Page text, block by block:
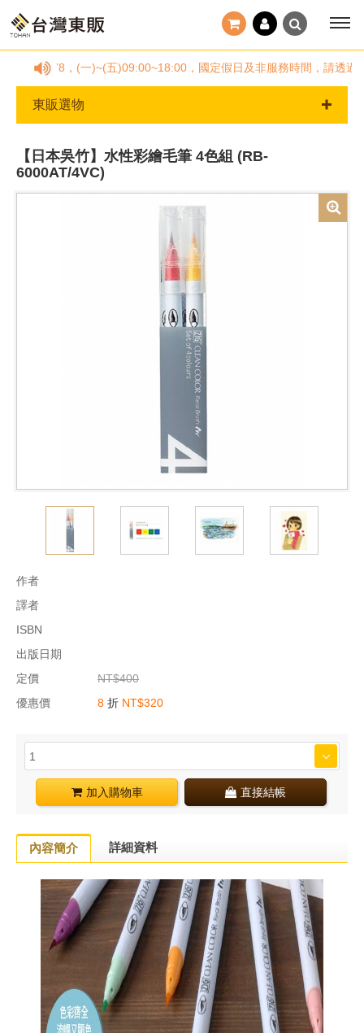
，(一)~(五)09:00~18:00，國定假日及非服務時間，請透過客服
東販選物
【日本吳竹】水性彩繪毛筆 4色組 (RB-
6000AT/4VC)
作者
譯者
ISBN
出版日期
定價
NT$400
優惠價
8 折 NT$320
加入購物車 直接結帳
內容簡介 詳細資料